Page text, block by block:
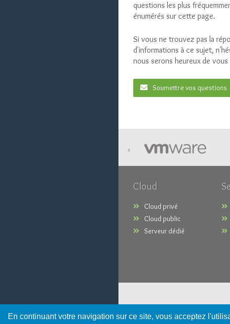
En continuant votre navigation sur ce site, vous acceptez
questions les plus
énumérés sur cette page.
Si vous ne trouvez pas la
d'informations à ce sujet,
nous serons heureux de vous
Soumettre vos questions
‹
Cloud
Cloud privé
Cloud public
Serveur dédié